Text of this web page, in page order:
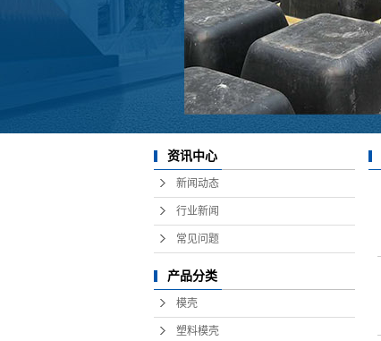
资讯中心
新闻动态
行业新闻
常见问题
产品分类
模壳
塑料模壳